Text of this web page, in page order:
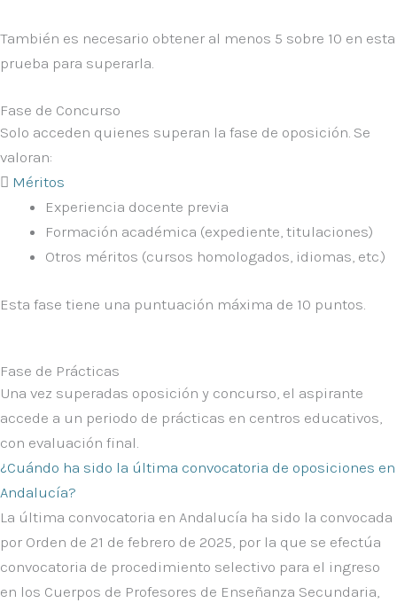
También es necesario obtener al menos 5 sobre 10 en esta
prueba para superarla.
Fase de Concurso
Solo acceden quienes superan la fase de oposición. Se
valoran:
Méritos
Experiencia docente previa
Formación académica (expediente, titulaciones)
Otros méritos (cursos homologados, idiomas, etc.)
Esta fase tiene una puntuación máxima de 10 puntos.
Fase de Prácticas
Una vez superadas oposición y concurso, el aspirante
accede a un periodo de prácticas en centros educativos,
con evaluación final.
¿Cuándo ha sido la última convocatoria de oposiciones en
Andalucía?
La última convocatoria en Andalucía ha sido la convocada
por Orden de 21 de febrero de 2025, por la que se efectúa
convocatoria de procedimiento selectivo para el ingreso
en los Cuerpos de Profesores de Enseñanza Secundaria,